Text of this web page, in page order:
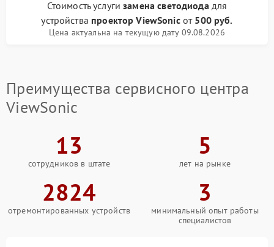
Стоимость услугизамена светодиода для
устройства проектор ViewSonicот 500 руб.
Цена актуальна на текущую дату 09.08.2026
Преимущества сервисного центра
ViewSonic
13
сотрудников в штате
5
лет на рынке
2824
отремонтированных устройств
3
минимальный опыт работы
специалистов